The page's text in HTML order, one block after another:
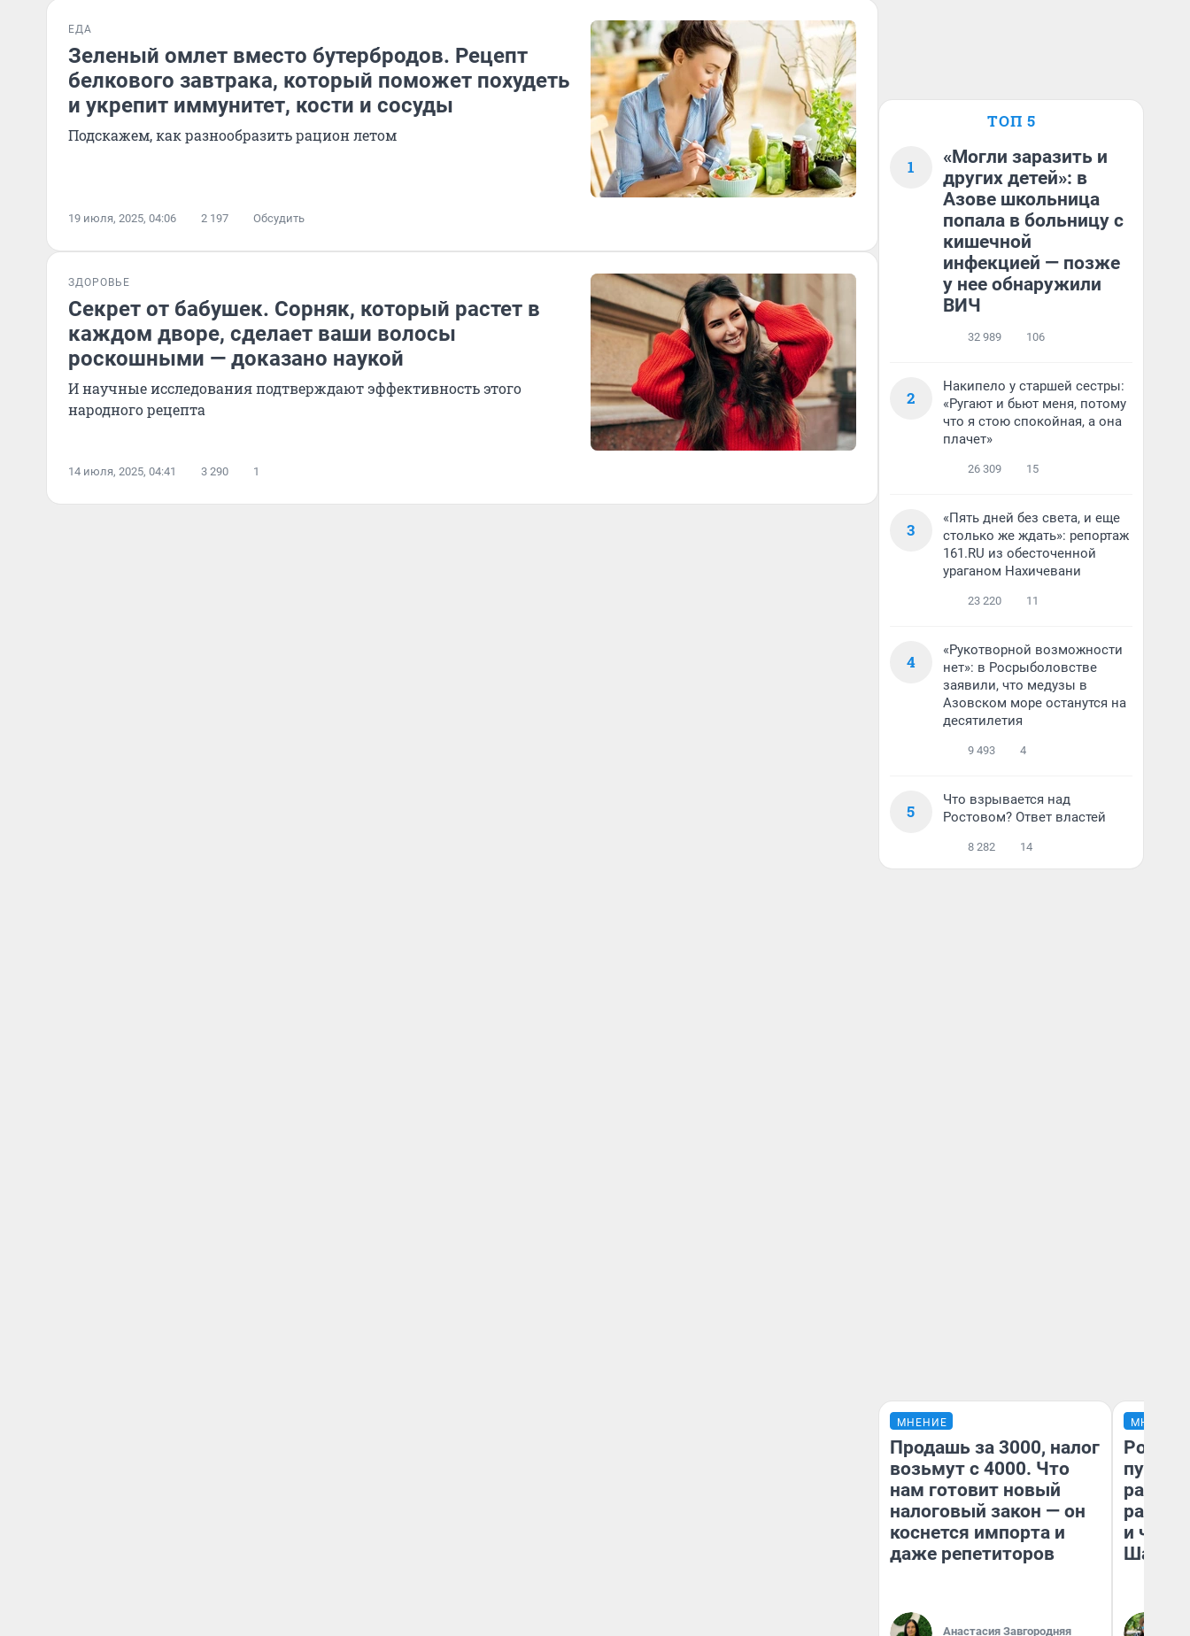
ЕДА
Зеленый омлет вместо бутербродов. Рецепт
белкового завтрака, который поможет похудеть
и укрепит иммунитет, кости и сосуды
Подскажем, как разнообразить рацион летом
19 июля, 2025, 04:06 2 197 Обсудить
ЗДОРОВЬЕ
Секрет от бабушек. Сорняк, который растет в
каждом дворе, сделает ваши волосы
роскошными — доказано наукой
И научные исследования подтверждают эффективность этого
народного рецепта
14 июля, 2025, 04:41 3 290 1
ТОП 5
1
«Могли заразить и
других детей»: в
Азове школьница
попала в больницу с
кишечной
инфекцией — позже
у нее обнаружили
ВИЧ
32 989 106
2
Накипело у старшей сестры:
«Ругают и бьют меня, потому
что я стою спокойная, а она
плачет»
26 309 15
3
«Пять дней без света, и еще
столько же ждать»: репортаж
161.RU из обесточенной
ураганом Нахичевани
23 220 11
4
«Рукотворной возможности
нет»: в Росрыболовстве
заявили, что медузы в
Азовском море останутся на
десятилетия
9 493 4
5
Что взрывается над
Ростовом? Ответ властей
8 282 14
МНЕНИЕ
Продашь за 3000, налог
возьмут с 4000. Что
нам готовит новый
налоговый закон — он
коснется импорта и
даже репетиторов
Анастасия Завгородняя
МНЕНИЕ
и чем